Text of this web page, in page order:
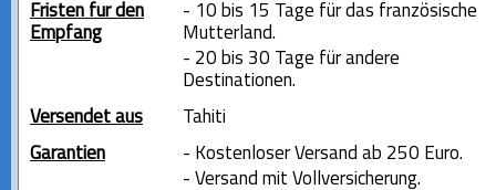
Fristen für den
Empfang
- 10 bis 15 Tage für das französische
Mutterland.
- 20 bis 30 Tage für andere
Destinationen.
Versendet aus
Tahiti
Garantien
- Kostenloser Versand ab 250 Euro.
- Versand mit Vollversicherung.